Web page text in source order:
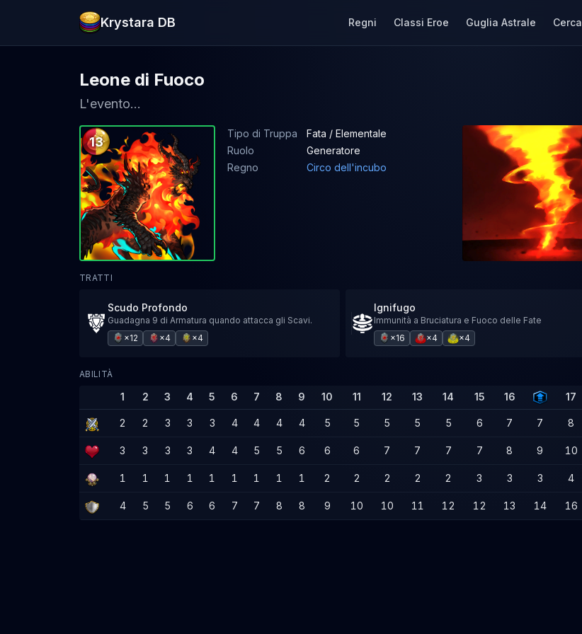
Krystara DB Regni Classi Eroe Guglia Astrale Cerca
Leone di Fuoco
L'evento...
13
Tipo di Truppa
Fata / Elementale
Ruolo
Generatore
Regno
Circo dell'incubo
TRATTI
Scudo Profondo
Guadagna 9 di Armatura quando attacca gli Scavi.
×12
×4 ×4
Ignifugo
Immunità a Bruciatura e Fuoco delle Fate
×16
×4 ×4
ABILITÀ
1 2 3 4 5 6 7 8 9 10 11 12 13 14 15 16 17
2 2 3 3 3 4 4 4 4 5 5 5 5 5 6 7 7 8
3 3 3 3 4 4 5 5 6 6 6 7 7 7 7 8 9 10
1 1 1 1 1 1 1 1 1 2 2 2 2 2 3 3 3 4
4 5 5 6 6 7 7 8 8 9 10 10 11 12 12 13 14 16